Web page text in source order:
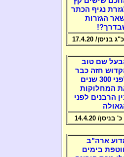
נגיף הכתר
הגזרות
כ"ג בניסן/ 17.4.20
שם טוב
חזה כבר
לפני 300 שנים
המחלוקות
הרבנים לפני
כ' בניסן/ 14.4.20
ארה"ב
בימים